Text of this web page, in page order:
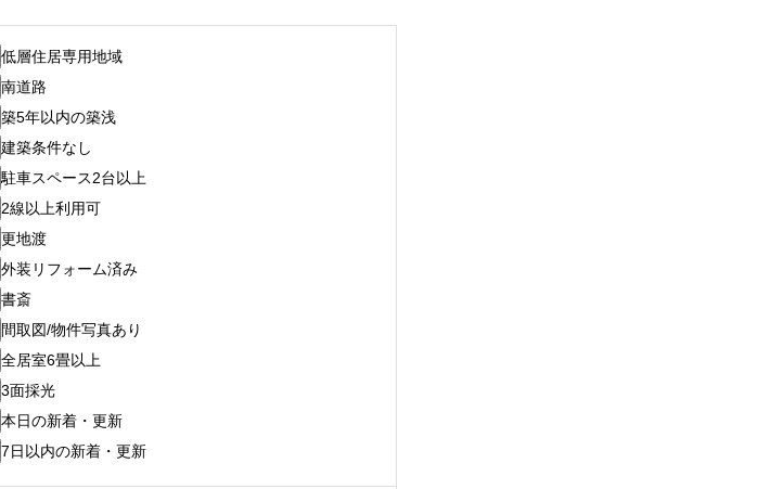
低層住居専用地域
南道路
築5年以内の築浅
建築条件なし
駐車スペース2台以上
2線以上利用可
更地渡
外装リフォーム済み
書斎
間取図/物件写真あり
全居室6畳以上
3面採光
本日の新着・更新
7日以内の新着・更新